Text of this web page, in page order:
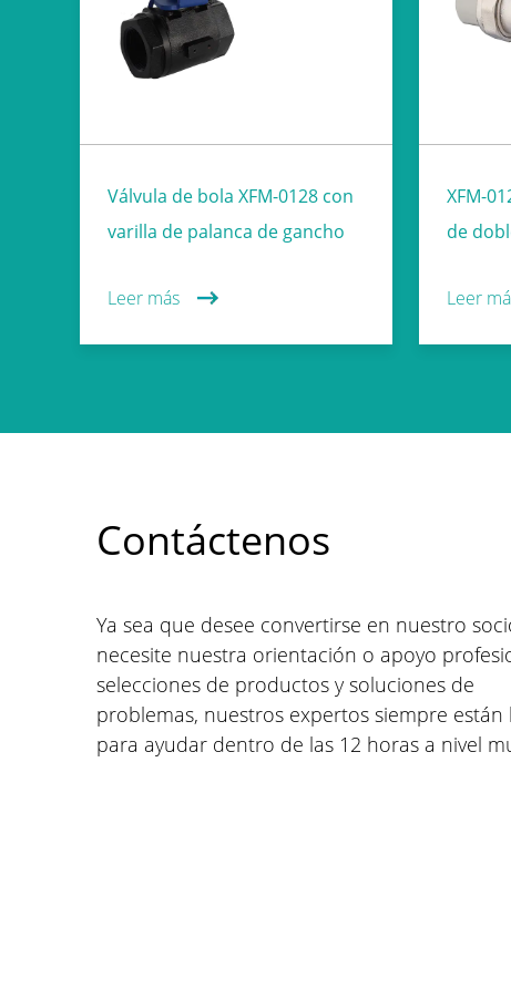
Válvula de bola XFM-0128 con
varilla de palanca de gancho
Leer más
XFM-
de
Leer
Contáctenos
Ya sea que desee convertirse en nuestro
necesite nuestra orientación o apoyo
selecciones de productos y soluciones de
problemas, nuestros expertos siempre están
para ayudar dentro de las 12 horas a nivel